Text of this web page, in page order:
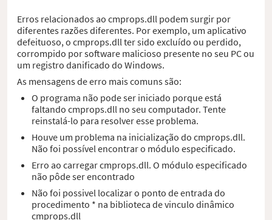
Erros relacionados ao cmprops.dll podem surgir por
diferentes razões diferentes. Por exemplo, um aplicativo
defeituoso, o cmprops.dll ter sido excluído ou perdido,
corrompido por software malicioso presente no seu PC ou
um registro danificado do Windows.
As mensagens de erro mais comuns são:
O programa não pode ser iniciado porque está
faltando cmprops.dll no seu computador. Tente
reinstalá-lo para resolver esse problema.
Houve um problema na inicialização do cmprops.dll.
Não foi possível encontrar o módulo especificado.
Erro ao carregar cmprops.dll. O módulo especificado
não pôde ser encontrado
Não foi possivel localizar o ponto de entrada do
procedimento * na biblioteca de vinculo dinâmico
cmprops.dll